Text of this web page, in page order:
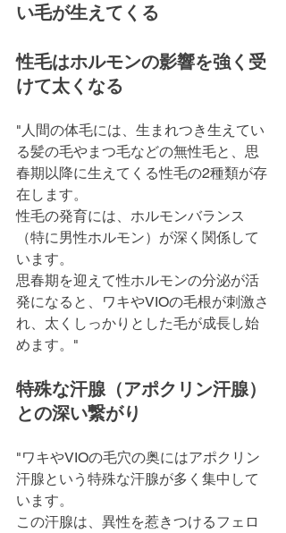
い毛が生えてくる
性毛はホルモンの影響を強く受
けて太くなる
"人間の体毛には、生まれつき生えてい
る髪の毛やまつ毛などの無性毛と、思
春期以降に生えてくる性毛の2種類が存
在します。
性毛の発育には、ホルモンバランス
（特に男性ホルモン）が深く関係して
います。
思春期を迎えて性ホルモンの分泌が活
発になると、ワキやVIOの毛根が刺激さ
れ、太くしっかりとした毛が成長し始
めます。"
特殊な汗腺（アポクリン汗腺）
との深い繋がり
"ワキやVIOの毛穴の奥にはアポクリン
汗腺という特殊な汗腺が多く集中して
います。
この汗腺は、異性を惹きつけるフェロ